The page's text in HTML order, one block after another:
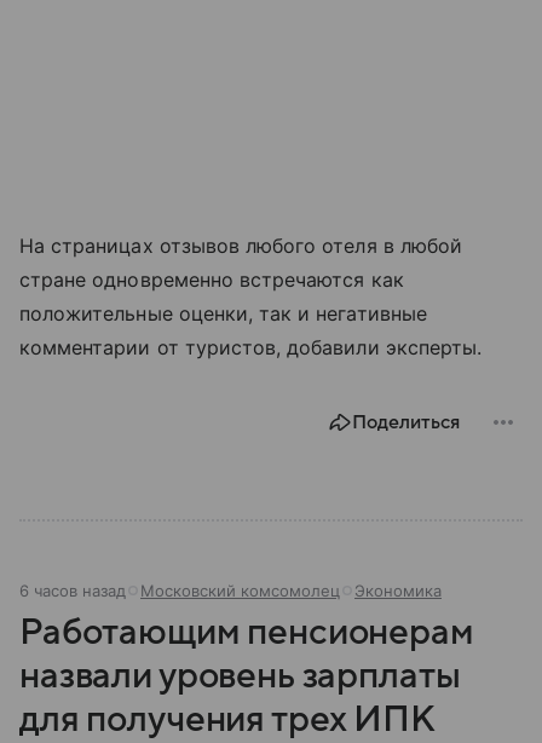
На страницах отзывов любого отеля в любой
стране одновременно встречаются как
положительные оценки, так и негативные
комментарии от туристов, добавили эксперты.
Поделиться
6 часов назад Московский комсомолец Экономика
Работающим пенсионерам
назвали уровень зарплаты
для получения трех ИПК